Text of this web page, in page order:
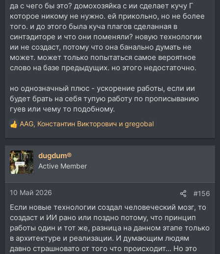
да с чего бы это? домохозяйка с ии сделает кучу Г
которое никому не нужно. ей прикольно, но не более
того. и до этого была куча плагов сделанная в
синтэдиторе и что они поменяли? новую технологии
ии не создаст, потому что она банально думать не
может. может только попытаться самое вероятное
слово на базе предыдущих. но этого недостаточно.
но однозначный плюс - ускорение работы, если ии
будет брать на себя тупую работу по прописыванию
гуев или чему то подобному.
Р
е
а
к
ц
и
и
:
AAG, Константин Викторович и gregobal
dugdum®
Active Member
10 Май 2026 #156
Если новые технологии создал человеческий мозг, то
создаст и ИИ рано или поздно потому, что принцип
работы один и тот же, разница на данном этапе только
в архитектуре и реализации. И думающим людям
давно страшновато от того что происходит... Но это